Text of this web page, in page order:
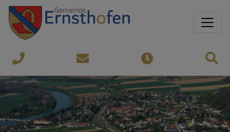
Sprungmarken
Springe direkt zu:
07435-
8450
Öffnungszeiten